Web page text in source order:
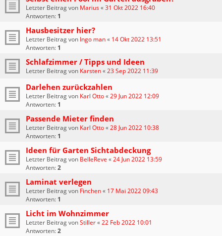
Letzter Beitrag von Marius«31 Okt 2022 16:40
Antworten: 1
Hausbesitzer hier?
Letzter Beitrag von Ingo man« 14 Okt 2022 13:51
Antworten: 1
Schlafzimmer / Tipps und Ideen
Letzter Beitrag von Karsten«23 Sep 2022 11:39
Darlehen zurückzahlen
Letzter Beitrag von Karl Otto«29 Jun 2022 12:09
Antworten: 1
Passende Mieter finden
Letzter Beitrag von Karl Otto«28 Jun 2022 10:38
Antworten: 1
Ideen für Garten Sichtabdeckung
Letzter Beitrag von BelleReve «24 Jun 2022 13:59
Antworten:2
Laminat verlegen
Letzter Beitrag von Finchen« 17 Mai 2022 09:43
Antworten: 1
Licht im Wohnzimmer
Letzter Beitrag vonStiller«22 Feb 2022 10:01
Antworten:2